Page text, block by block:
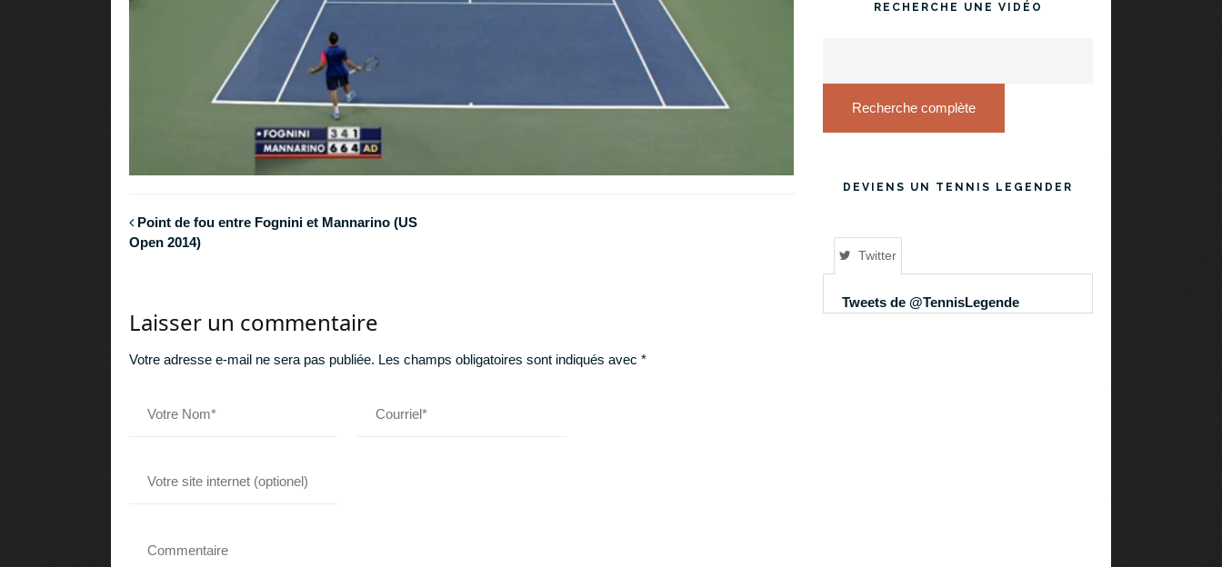
Point de fou entre Fognini et Mannarino (US
Open 2014)
Laisser un commentaire
Votre adresse e-mail ne sera pas publiée. Les champs obligatoires sont indiqués avec *
RECHERCHE UNE VIDÉO
Recherche complète
DEVIENS UN TENNIS LEGENDER
Twitter
Tweets de @TennisLegende